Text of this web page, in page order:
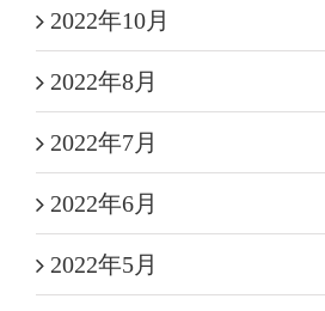
2022年10月
2022年8月
2022年7月
2022年6月
2022年5月